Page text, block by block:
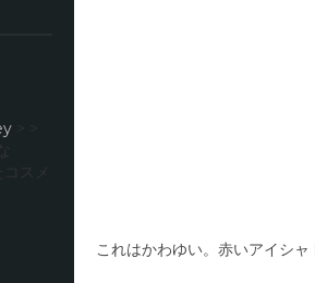
これはかわゆい。赤いアイシ
> >
スメ